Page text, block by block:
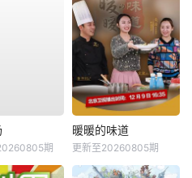
期
暖暖的味道
更新至20260805期